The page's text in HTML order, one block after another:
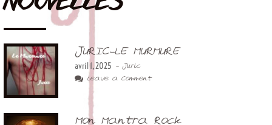
JURIC-LE MURMURE
avril 1, 2025 - Juric
Leave a Comment
Mon Mantra Rock